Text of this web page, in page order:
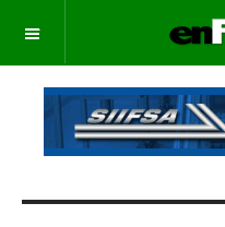
OFF CANVAS